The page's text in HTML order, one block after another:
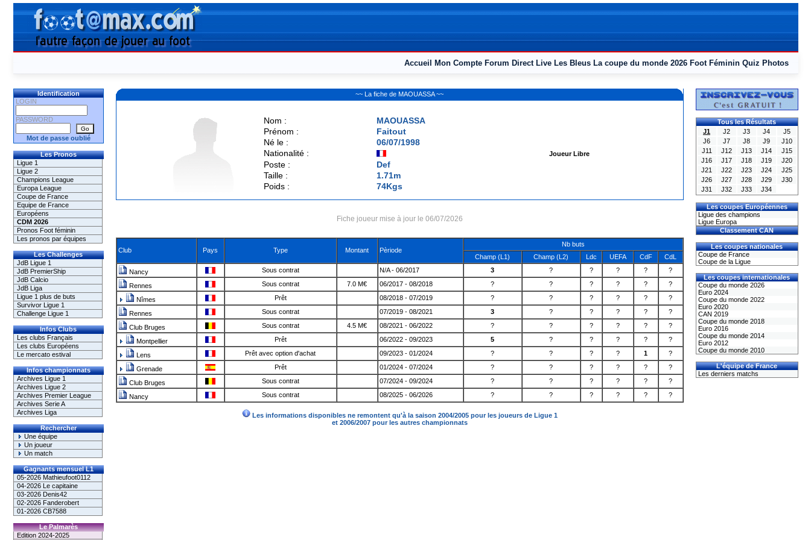
Accueil Mon Compte Forum Direct Live Les Bleus La coupe du monde 2026 Foot Féminin Quiz Photos
Identification
LOGIN
PASSWORD
Mot de passe oublié
Les Pronos
Ligue 1
Ligue 2
Champions League
Europa League
Coupe de France
Equipe de France
Européens
CDM 2026
Pronos Foot féminin
Les pronos par équipes
Les Challenges
JdB Ligue 1
JdB PremierShip
JdB Calcio
JdB Liga
Ligue 1 plus de buts
Survivor Ligue 1
Challenge Ligue 1
Infos Clubs
Les clubs Français
Les clubs Européens
Le mercato estival
Infos championnats
Archives Ligue 1
Archives Ligue 2
Archives Premier League
Archives Serie A
Archives Liga
Rechercher
Une équipe
Un joueur
Un match
Gagnants mensuel L1
05-2026 Mathieufoot0112
04-2026 Le capitaine
03-2026 Denis42
02-2026 Fanderobert
01-2026 CB7588
Le Palmarès
Edition 2024-2025
~~ La fiche de MAOUASSA ~~
Nom : MAOUASSA
Joueur Libre
Prénom :
Faitout
Né le :
06/07/1998
Nationalité :
Poste :
Def
Taille :
1.71m
Poids :
74Kgs
Fiche joueur mise à jour le 06/07/2026
Club Pays Type Montant Pèriode
Nb buts
Champ (L1)
Champ (L2) Ldc UEFA CdF CdL
Nancy Sous contrat N/A - 06/2017 3 ? ? ? ? ?
Rennes Sous contrat 7.0 M€ 06/2017 - 08/2018 ? ? ? ? ? ?
Nîmes Prêt 08/2018 - 07/2019 ? ? ? ? ? ?
Rennes Sous contrat 07/2019 - 08/2021 3 ? ? ? ? ?
Club Bruges Sous contrat 4.5 M€ 08/2021 - 06/2022 ? ? ? ? ? ?
Montpellier Prêt 06/2022 - 09/2023 5 ? ? ? ? ?
Lens Prêt avec option d'achat 09/2023 - 01/2024 ? ? ? ? 1 ?
Grenade Prêt 01/2024 - 07/2024 ? ? ? ? ? ?
Club Bruges Sous contrat 07/2024 - 09/2024 ? ? ? ? ? ?
Nancy Sous contrat 08/2025 - 06/2026 ? ? ? ? ? ?
Les informations disponibles ne remontent qu'à la saison 2004/2005 pour les joueurs de Ligue 1
et 2006/2007 pour les autres championnats
Tous les Résultats
J1
J2 J3 J4
J5
J6
J7 J8 J9
J10
J11
J12 J13 J14
J15
J16
J17 J18 J19
J20
J21
J22 J23 J24
J25
J26
J27 J28 J29
J30
J31
J32 J33 J34
Les coupes Européennes
Ligue des champions
Ligue Europa
Classement CAN
Les coupes nationales
Coupe de France
Coupe de la Ligue
Les coupes internationales
Coupe du monde 2026
Euro 2024
Coupe du monde 2022
Euro 2020
CAN 2019
Coupe du monde 2018
Euro 2016
Coupe du monde 2014
Euro 2012
Coupe du monde 2010
L'équipe de France
Les derniers matchs